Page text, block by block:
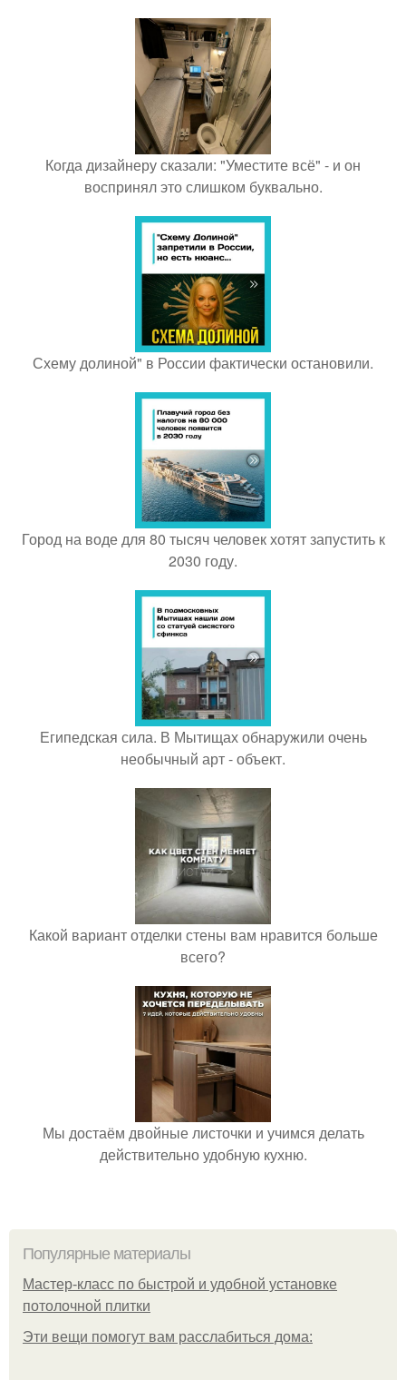
Когда дизайнеру сказали: "Уместите всё" - и он
воспринял это слишком буквально.
Схему долиной" в России фактически остановили.
Город на воде для 80 тысяч человек хотят запустить к
2030 году.
Египедская сила. В Мытищах обнаружили очень
необычный арт - объект.
Какой вариант отделки стены вам нравится больше
всего?
Мы достаём двойные листочки и учимся делать
действительно удобную кухню.
Популярные материалы
Мастер-класс по быстрой и удобной установке
потолочной плитки
Эти вещи помогут вам расслабиться дома: